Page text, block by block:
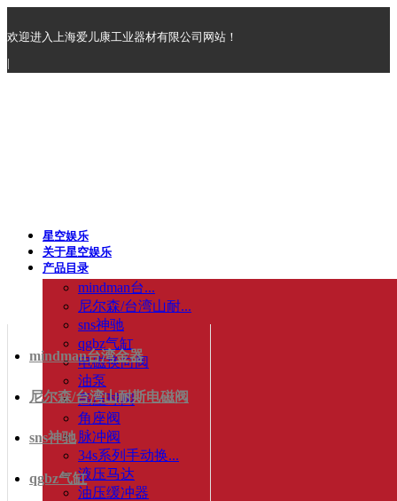
欢迎进入上海爱儿康工业器材有限公司网站！
|
星空娱乐
关于星空娱乐
产品目录
mindman台...
尼尔森/台湾山耐...
sns神驰
qgbz气缸
电磁换向阀
油泵
高压球阀
角座阀
脉冲阀
34s系列手动换...
液压马达
油压缓冲器
mindman台湾金器
尼尔森/台湾山耐斯电磁阀
sns神驰
qgbz气缸